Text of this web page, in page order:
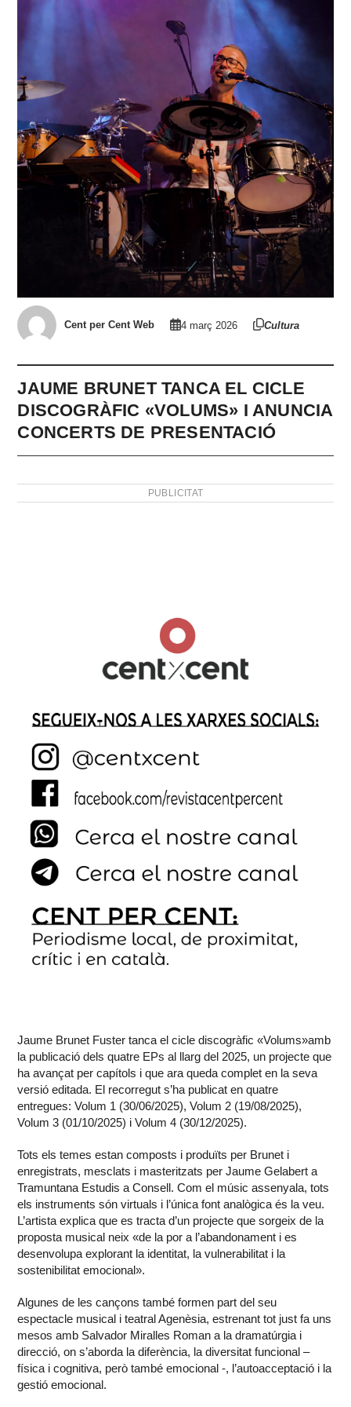
Cent per Cent Web 4 març 2026 Cultura
JAUME BRUNET TANCA EL CICLE
DISCOGRÀFIC «VOLUMS» I ANUNCIA
CONCERTS DE PRESENTACIÓ
PUBLICITAT
Jaume Brunet Fuster tanca el cicle discogràfic «Volums»amb
la publicació dels quatre EPs al llarg del 2025, un projecte que
ha avançat per capítols i que ara queda complet en la seva
versió editada. El recorregut s’ha publicat en quatre
entregues: Volum 1 (30/06/2025), Volum 2 (19/08/2025),
Volum 3 (01/10/2025) i Volum 4 (30/12/2025).
Tots els temes estan composts i produïts per Brunet i
enregistrats, mesclats i masteritzats per Jaume Gelabert a
Tramuntana Estudis a Consell. Com el músic assenyala, tots
els instruments són virtuals i l’única font analògica és la veu.
L’artista explica que es tracta d’un projecte que sorgeix de la
proposta musical neix «de la por a l’abandonament i es
desenvolupa explorant la identitat, la vulnerabilitat i la
sostenibilitat emocional».
Algunes de les cançons també formen part del seu
espectacle musical i teatral Agenèsia, estrenant tot just fa uns
mesos amb Salvador Miralles Roman a la dramatúrgia i
direcció, on s’aborda la diferència, la diversitat funcional –
física i cognitiva, però també emocional -, l’autoacceptació i la
gestió emocional.